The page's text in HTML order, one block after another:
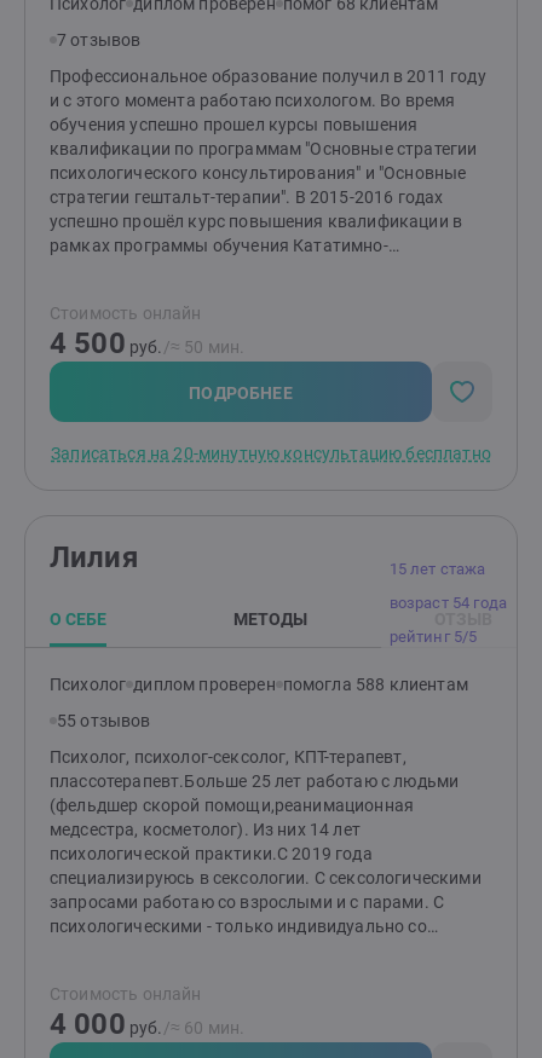
переподготовки психотерапевтов по европейскому
стандарту в методе EMDR 2.0. Веду свои собственные
7 отзывов
Профессиональное образование получил в 2011 году
и с этого момента работаю психологом. Во время
обучения успешно прошел курсы повышения
квалификации по программам "Основные стратегии
психологического консультирования" и "Основные
стратегии гештальт-терапии". В 2015-2016 годах
успешно прошёл курс повышения квалификации в
рамках программы обучения Кататимно-
по программе "Психотерапия и медицинская
психология" в ФГБОУ ДПО "Российская медицинская
академия непрерывного образования" Министерства
здравоохранения Российской Федерации. В 2022 году
закончил обучение в Институте практической
2023 году прошел повышение квалификации по
"Основные методы психологического сопровождения
2024 году закончил обучение по программе: " Работа
со схемами и режимами в Схема-терапии" . Буду рад,
Стоимость онлайн
4 500 руб. /≈ 50 мин.
ПОДРОБНЕЕ
Записаться на 20-минутную консультацию бесплатно
15 лет стажа
возраст 54 года
рейтинг 5/5
Лилия
О СЕБЕ МЕТОДЫ
Психолог диплом проверен помогла 588 клиентам
55 отзывов
Психолог, психолог-сексолог, КПТ-терапевт,
плассотерапевт.Больше 25 лет работаю с людьми
(фельдшер скорой помощи,реанимационная
медсестра, косметолог). Из них 14 лет
психологической практики.С 2019 года
специализируюсь в сексологии. С сексологическими
запросами работаю со взрослыми и с парами. С
психологическими - только индивидуально со
супервизии.С моей помощью много личных историй
изменились в лучшую сторону! И мы вместе сможем
найти решение Вашей проблемы.
Стоимость онлайн
4 000 руб. /≈ 60 мин.